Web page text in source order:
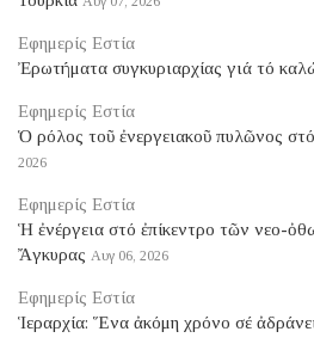
Εφημερίς Εστία
Ἐρωτήματα συγκυριαρχίας γιά τό
Εφημερίς Εστία
Ὁ ρόλος τοῦ ἐνεργειακοῦ πυλῶνος στό
2026
Εφημερίς Εστία
Ἡ ἐνέργεια στό ἐπίκεντρο τῶν νεο-
Ἄγκυρας Αυγ 06, 2026
Εφημερίς Εστία
Ἱεραρχία: Ἕνα ἀκόμη χρόνο σέ